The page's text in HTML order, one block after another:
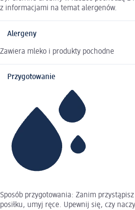
z informacjami na temat alergenów.
Alergeny
Zawiera mleko i produkty pochodne
Przygotowanie
Sposób przygotowania: Zanim
posiłku, umyj ręce. Upewnij się, czy